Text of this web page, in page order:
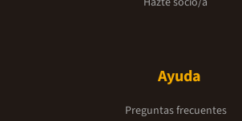
Ayuda
Preguntas frecuentes